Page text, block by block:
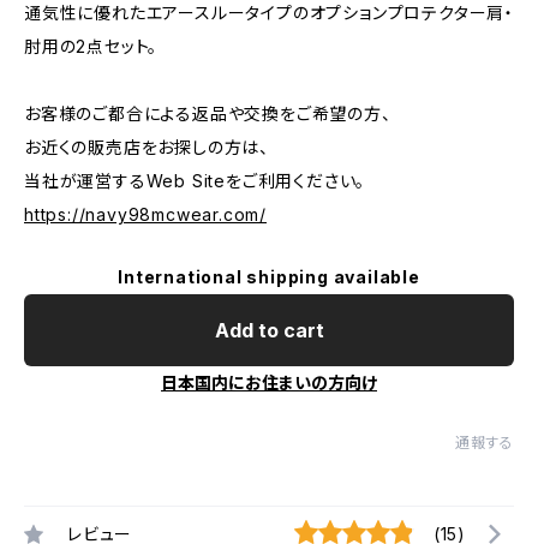
通気性に優れたエアースルータイプのオプションプロテクター肩・
肘用の2点セット。
お客様のご都合による返品や交換をご希望の方、
お近くの販売店をお探しの方は、
当社が運営するWeb Siteをご利用ください。
https://navy98mcwear.com/
International shipping available
Add to cart
日本国内にお住まいの方向け
通報する
レビュー (15)